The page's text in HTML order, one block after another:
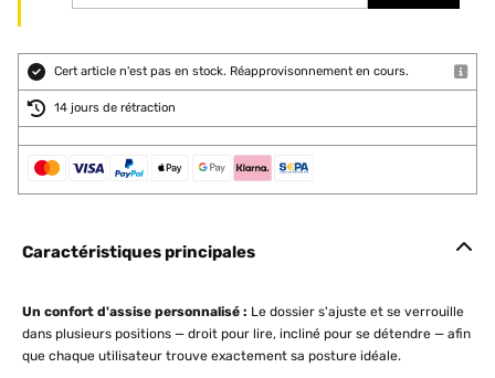
Cert article n'est pas en stock. Réapprovisonnement en cours.
14 jours de rétraction
Caractéristiques principales
Un confort d'assise personnalisé : Le dossier s'ajuste et se verrouille
dans plusieurs positions — droit pour lire, incliné pour se détendre — afin
que chaque utilisateur trouve exactement sa posture idéale.